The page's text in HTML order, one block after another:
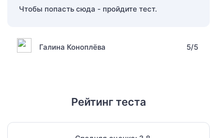
Чтобы попасть сюда - пройдите тест.
Галина Коноплёва 5/5
Рейтинг теста